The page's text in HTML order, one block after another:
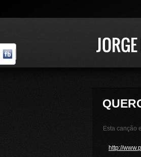
Esta canção
http://